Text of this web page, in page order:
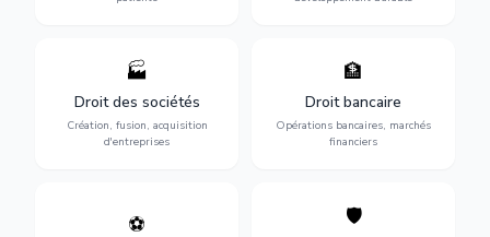
🏭
Droit des sociétés
Création, fusion, acquisition
d'entreprises
Structuration de votre
société : création, fusion-
acquisition, gouvernance et
restructuration.
🏦
Droit bancaire
Opérations bancaires, marchés
financiers
Gestion de vos opérations
financières : contentieux
bancaire, investissements et
régulation.
⚽
Expertise en droit sportif :
🛡️
Défense de vos intérêts :